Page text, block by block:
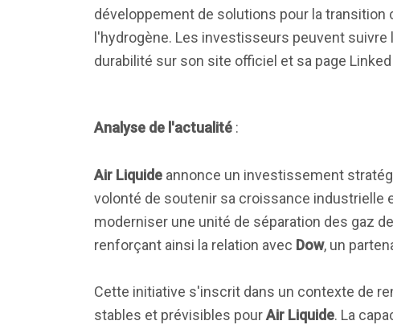
développement de solutions pour la
l'hydrogène. Les investisseurs peuvent
durabilité sur son site officiel et sa page
Analyse de l'actualité :
Air Liquide annonce un investissement
volonté de soutenir sa croissance
moderniser une unité de séparation des gaz
renforçant ainsi la relation avec Dow, un
Cette initiative s'inscrit dans un contexte de
stables et prévisibles pourAir Liquide. La